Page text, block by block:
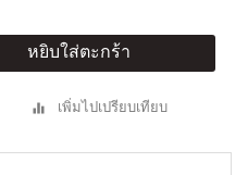
หยิบใส่ตะกร้า
เพิ่มไปเปรียบเทียบ